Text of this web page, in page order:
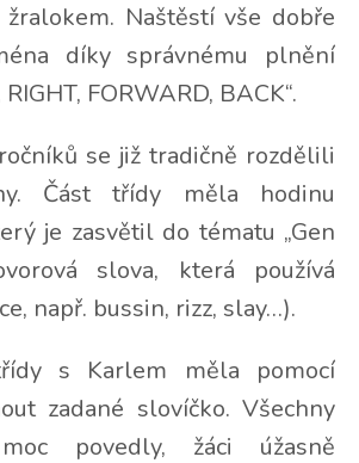
Naštěstí vše dobře
díky správnému plnění
FORWARD, BACK“.
se již tradičně rozdělili
Část třídy měla hodinu
je zasvětil do tématu „Gen
slova, která používá
např. bussin, rizz, slay…).
s Karlem měla pomocí
zadané slovíčko. Všechny
povedly, žáci úžasně